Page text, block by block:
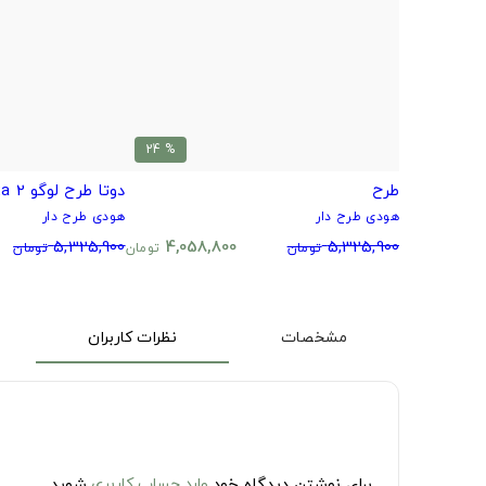
% 24
طرح
هودی طرح دار
5,325,900 تومان 4,058,800 تومان
دوتا طرح لوگو Dota 2
هودی طرح دار
5,325,900 تومان
مشخصات نظرات کاربران